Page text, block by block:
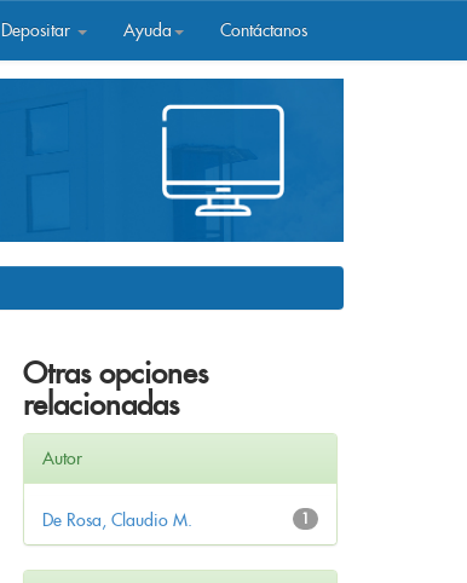
Depositar Ayuda Contáctanos
Otras opciones
relacionadas
Autor
1
De Rosa, Claudio M.